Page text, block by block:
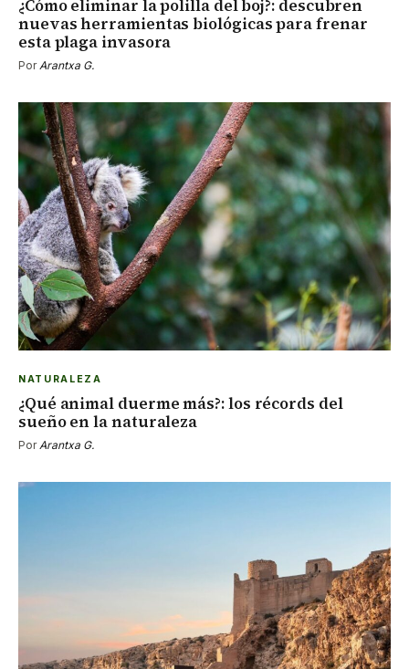
¿Cómo eliminar la polilla del boj?: descubren
nuevas herramientas biológicas para frenar
esta plaga invasora
Por Arantxa G.
NATURALEZA
¿Qué animal duerme más?: los récords del
sueño en la naturaleza
Por Arantxa G.